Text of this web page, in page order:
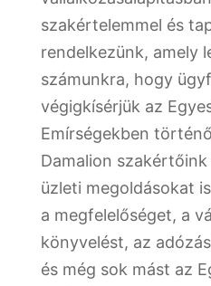
szakértelemmel és
rendelkezünk, amely
számunkra, hogy
végigkísérjük az
Emírségekben
Damalion
üzleti megoldásokat
a megfelelőséget, a
könyvelést, az
és még sok mást az